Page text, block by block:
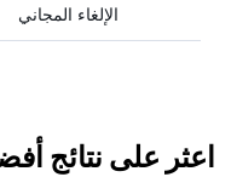
الإلغاء المجاني
اعثر على نتائج